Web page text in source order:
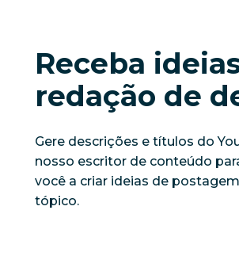
Receba
redação de
Gere descrições e títulos do
nosso escritor de conteúdo
você a criar ideias de
tópico.